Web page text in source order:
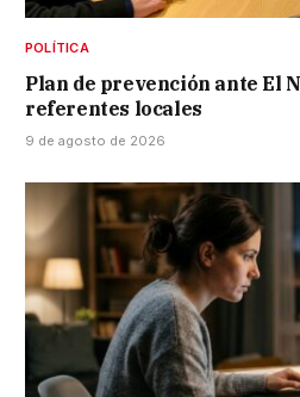
POLÍTICA
Plan de prevención ante El
referentes locales
9 de agosto de 2026